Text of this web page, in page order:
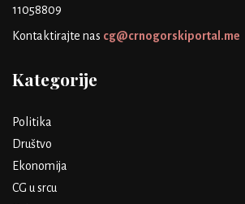
11058809
Kontaktirajte nas cg@crnogorskiportal.me
Kategorije
Politika
Društvo
Ekonomija
CG u srcu